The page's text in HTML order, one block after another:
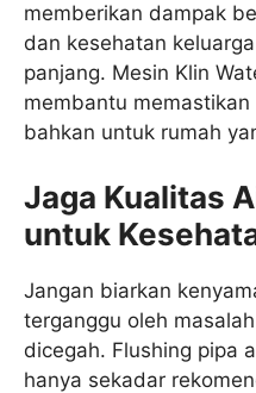
memberikan dampak
dan kesehatan
panjang. Mesin Klin
membantu
bahkan untuk rumah
Jaga Kualitas
untuk
Jangan biarkan
terganggu oleh
dicegah. Flushing pipa
hanya sekadar